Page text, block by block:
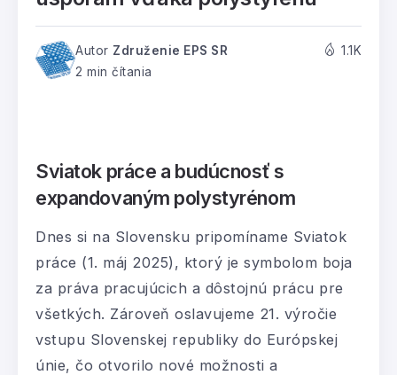
Autor Združenie EPS SR
2 min čítania
1.1K
Sviatok práce a budúcnosť s
expandovaným polystyrénom
Dnes si na Slovensku pripomíname Sviatok
práce (1. máj 2025), ktorý je symbolom boja
za práva pracujúcich a dôstojnú prácu pre
všetkých. Zároveň oslavujeme 21. výročie
vstupu Slovenskej republiky do Európskej
únie, čo otvorilo nové možnosti a